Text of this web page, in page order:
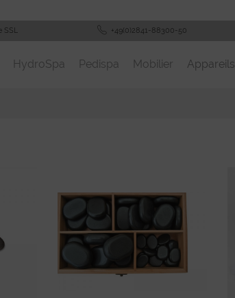
SSL +49(0)2841-88300-50
HydroSpa Pedispa Mobilier Appareils